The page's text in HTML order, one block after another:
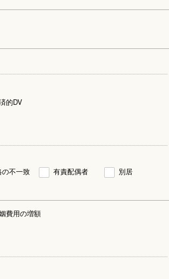
的DV
の不一致 有責配偶者
別居
費用の増額